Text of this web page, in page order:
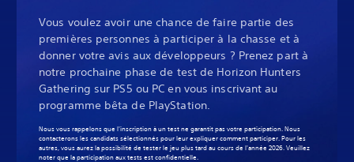
Vous voulez avoir une chance de faire partie des
premières personnes à participer à la chasse et à
donner votre avis aux développeurs ? Prenez part à
notre prochaine phase de test de Horizon Hunters
Gathering sur PS5 ou PC en vous inscrivant au
programme bêta de PlayStation.
Nous vous rappelons que l'inscription à un test ne garantit pas votre participation. Nous
contacterons les candidats sélectionnés pour leur expliquer comment participer. Pour les
autres, vous aurez la possibilité de tester le jeu plus tard au cours de l'année 2026. Veuillez
noter que la participation aux tests est confidentielle.